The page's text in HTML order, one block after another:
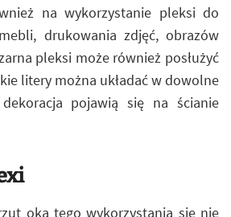
na wykorzystanie pleksi do
drukowania zdjęć, obrazów
pleksi może również posłużyć
litery można układać w dowolne
pojawią się na ścianie
oka tego wykorzystania się nie